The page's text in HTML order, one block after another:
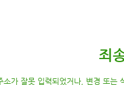
죄
소가 잘못 입력되었거나, 변경 또는